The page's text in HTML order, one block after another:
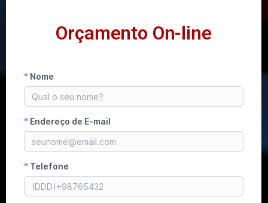
Orçamento On-line